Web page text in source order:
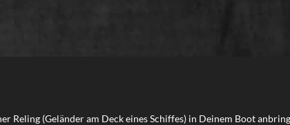
(Geländer am Deck eines Schiffes) in Deinem Boot